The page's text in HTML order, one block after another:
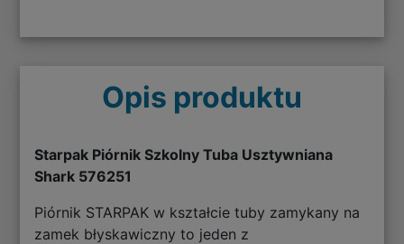
Opis produktu
Starpak Piórnik Szkolny Tuba Usztywniana
Shark 576251
Piórnik STARPAK w kształcie tuby zamykany na
zamek błyskawiczny to jeden z